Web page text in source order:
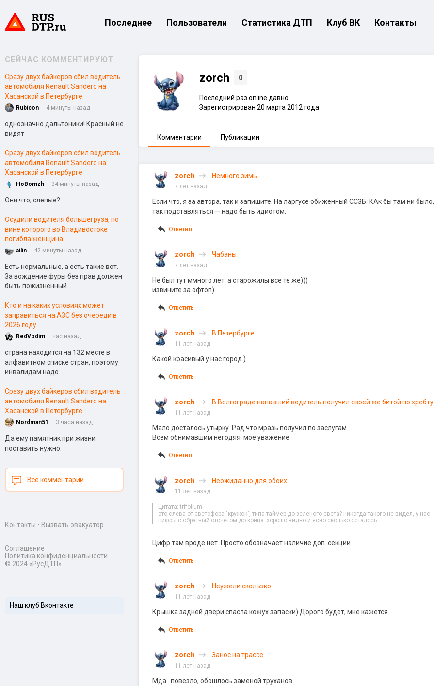
Последнее Пользователи Статистика ДТП Клуб ВК Контакты
СЕЙЧАС КОММЕНТИРУЮТ
Сразу двух байкеров сбил водитель
автомобиля Renault Sandero на
Хасанской в Петербурге
Rubicon 4 минуты назад
однозначно дальтоники! Красный не
видят
Сразу двух байкеров сбил водитель
автомобиля Renault Sandero на
Хасанской в Петербурге
HoBomzh 34 минуты назад
Они что, слепые?
Осудили водителя большегруза, по
вине которого во Владивостоке
погибла женщина
ailin 42 минуты назад
Есть нормальные, а есть такие вот.
За вождение фуры без прав должен
быть пожизненный...
Кто и на каких условиях может
заправиться на АЗС без очереди в
2026 году
RedVodim час назад
страна находится на 132 месте в
алфавитном списке стран, поэтому
инвалидам надо...
Сразу двух байкеров сбил водитель
автомобиля Renault Sandero на
Хасанской в Петербурге
Nordman51 3 часа назад
Да ему памятник при жизни
поставить нужно.
Все комментарии
Контакты • Вызвать эвакуатор
Соглашение
Политика конфиденциальности
© 2024 «РусДТП»
Наш клуб Вконтакте
zorch 0
Последний раз online давно
Зарегистрирован 20 марта 2012 года
Комментарии Публикации
zorch Немного зимы
7 лет назад
Если что, я за автора, так и запишите. На ларгусе обиженный ССЗБ. КАк бы там ни было,
так подставляться — надо быть идиотом.
Ответить
zorch Чабаны
7 лет назад
Не был тут ммного лет, а старожилы все те же)))
извините за офтоп)
Ответить
zorch В Петербурге
11 лет назад
Какой красивый у нас город.)
Ответить
zorch В Волгограде напавший водитель получил своей же битой по хребту
11 лет назад
Мало досталось утырку. Рад что мразь получил по заслугам.
Всем обнимавшим негодяя, мое уважение
Ответить
zorch Неожиданно для обоих
11 лет назад
Цитата: trifolium
это слева от светофора "кружок", типа таймер до зеленого света? никогда такого не видел, у нас
цифры с обратный отсчетом до конца. хорошо видно и ясно сколько осталось.
Цифр там вроде нет. Просто обозначает наличие доп. секции
Ответить
zorch Неужели скользко
11 лет назад
Крышка задней двери спасла кожух запаски) Дорого будет, мне кажется.
Ответить
zorch Занос на трассе
11 лет назад
Мда.. повезло, обошлось заменой труханов